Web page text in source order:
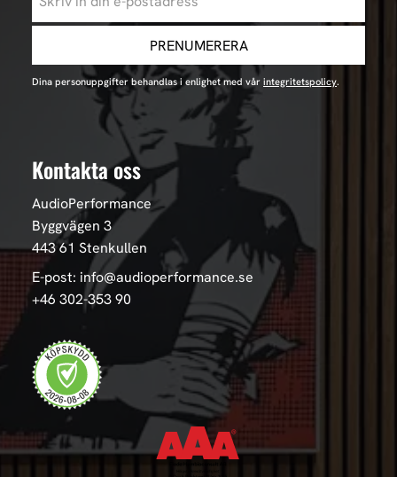
PRENUMERERA
Dina personuppgifter behandlas i enlighet med vår integritetspolicy.
Kontakta oss
AudioPerformance
Byggvägen 3
443 61 Stenkullen
E-post: info@audioperformance.se
+46 302-353 90